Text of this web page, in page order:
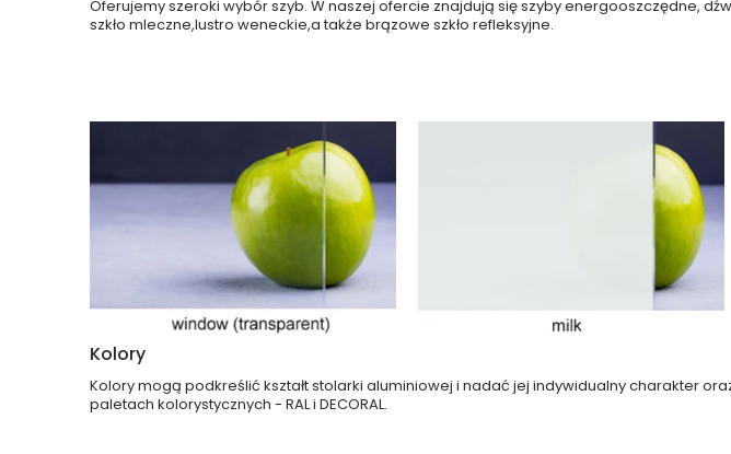
Oferujemy szeroki wybór szyb. W naszej ofercie znajdują się szyby energooszczędne,
szkło mleczne,lustro weneckie,a także brązowe szkło refleksyjne.
Kolory
Kolory mogą podkreślić kształt stolarki aluminiowej i nadać jej indywidualny charakter
paletach kolorystycznych - RAL i DECORAL.